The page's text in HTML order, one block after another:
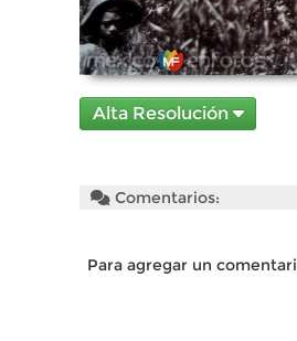
Alta Resolución
Comentarios:
Para agregar un